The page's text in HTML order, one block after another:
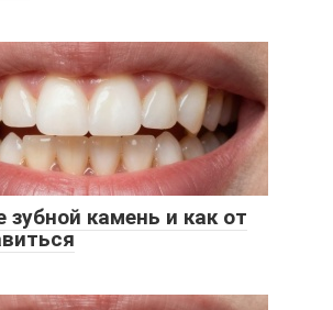
зубной камень и как от